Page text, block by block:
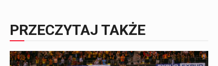
PRZECZYTAJ TAKŻE